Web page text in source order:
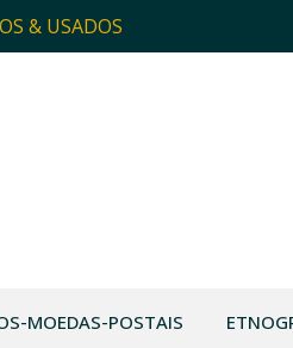
& USADOS
MOEDAS-POSTAIS